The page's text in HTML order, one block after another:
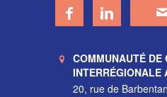
COMMUNAUTÉ DE
INTERRÉGIONALE
20, rue de